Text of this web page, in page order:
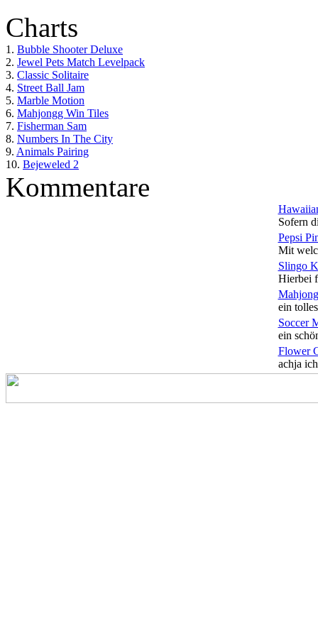
Charts
1. Bubble Shooter Deluxe
2. Jewel Pets Match Levelpack
3. Classic Solitaire
4. Street Ball Jam
5. Marble Motion
6. Mahjongg Win Tiles
7. Fisherman Sam
8. Numbers In The City
9. Animals Pairing
10. Bejeweled 2
Kommentare
Sofern
Pepsi
Mit
Slingo
Hierbei
ein
Soccer
ein
Flower
achja